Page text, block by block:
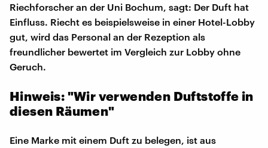
Riechforscher an der Uni Bochum, sagt: Der Duft hat
Einfluss. Riecht es beispielsweise in einer Hotel-Lobby
gut, wird das Personal an der Rezeption als
freundlicher bewertet im Vergleich zur Lobby ohne
Geruch.
Hinweis: "Wir verwenden Duftstoffe in
diesen Räumen"
Eine Marke mit einem Duft zu belegen, ist aus